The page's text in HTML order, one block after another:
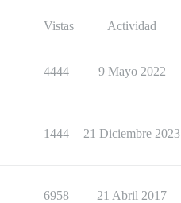
Vistas Actividad
4444 9 Mayo 2022
1444 21 Diciembre 2023
6958 21 Abril 2017